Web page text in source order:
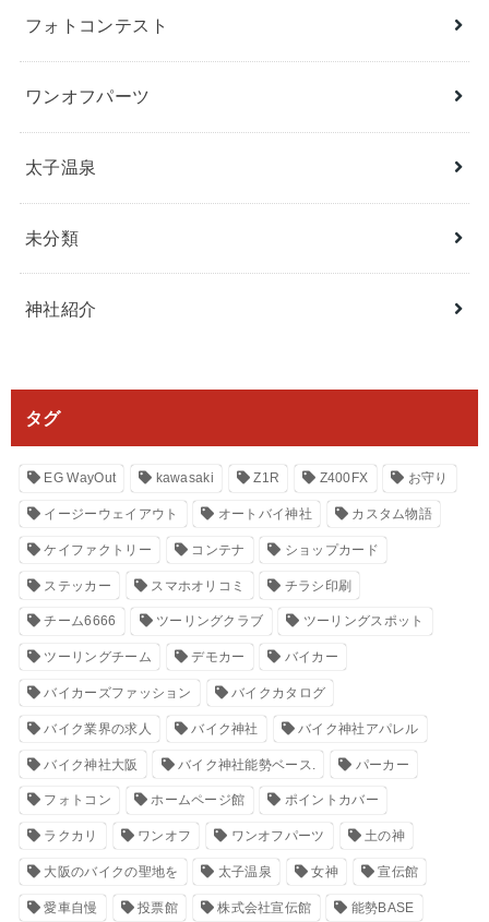
フォトコンテスト
ワンオフパーツ
太子温泉
未分類
神社紹介
タグ
EG WayOut kawasaki Z1R Z400FX お守り
イージーウェイアウト オートバイ神社 カスタム物語
ケイファクトリー コンテナ ショップカード
ステッカー スマホオリコミ チラシ印刷
チーム6666 ツーリングクラブ ツーリングスポット
ツーリングチーム デモカー バイカー
バイカーズファッション バイクカタログ
バイク業界の求人 バイク神社 バイク神社アパレル
バイク神社大阪 バイク神社能勢ベース. パーカー
フォトコン ホームページ館 ポイントカバー
ラクカリ ワンオフ ワンオフパーツ 土の神
大阪のバイクの聖地を 太子温泉 女神 宣伝館
愛車自慢 投票館 株式会社宣伝館 能勢BASE